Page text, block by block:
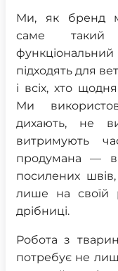
Ми, як бренд
саме
підходять для
і всіх, хто
Ми
дихають, не
витримують
продумана —
посилених
лише на своїй
дрібниці.
Робота з
потребує не